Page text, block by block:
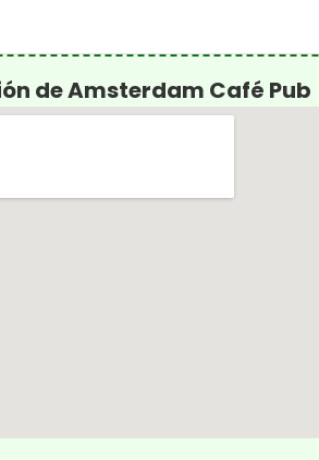
de Amsterdam Café Pub